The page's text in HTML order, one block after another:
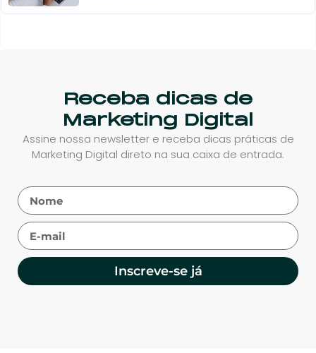
Receba dicas de
Marketing Digital
Assine nossa newsletter e receba dicas práticas de
Marketing Digital direto na sua caixa de entrada.
Inscreve-se já